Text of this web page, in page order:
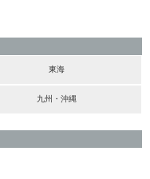
東海
九州・沖縄